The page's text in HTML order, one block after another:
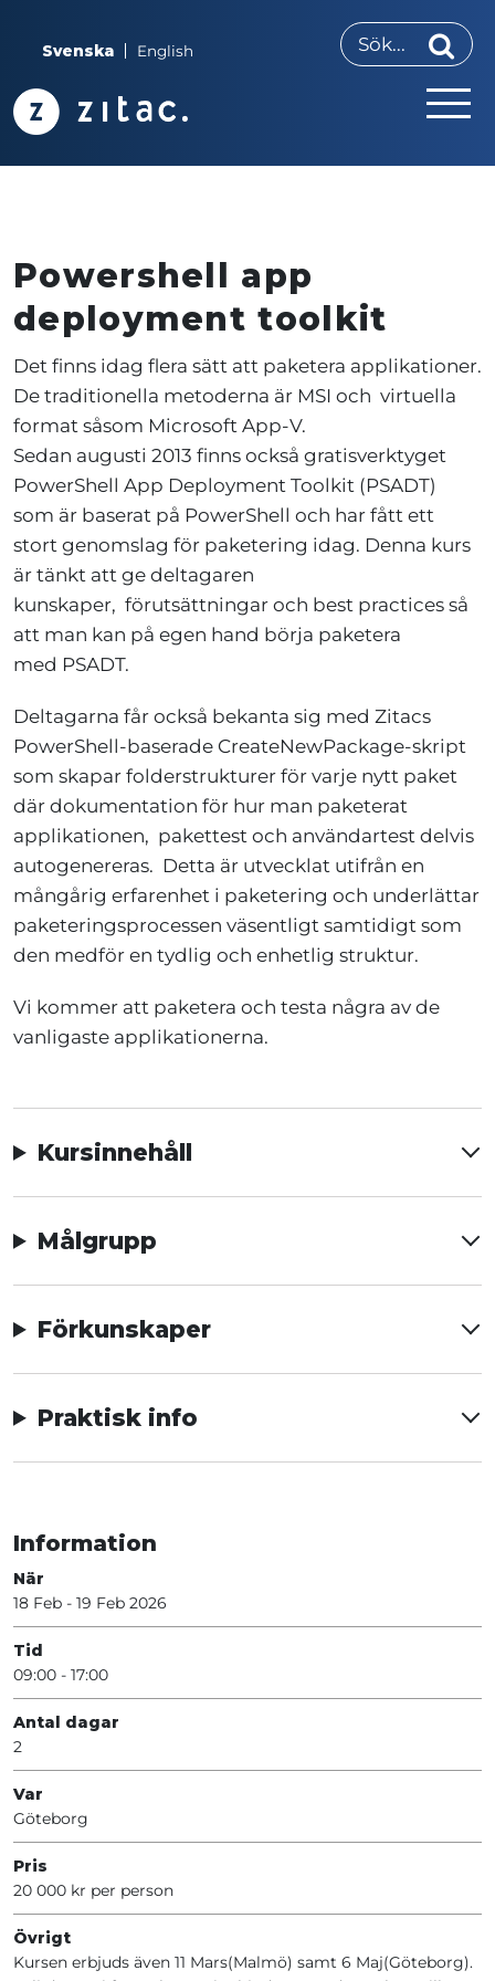
Svenska English
Powershell app
deployment toolkit
Det finns idag flera sätt att paketera applikationer.
De traditionella metoderna är MSI och virtuella
format såsom Microsoft App-V.
Sedan augusti 2013 finns också gratisverktyget
PowerShell App Deployment Toolkit (PSADT)
som är baserat på PowerShell och har fått ett
stort genomslag för paketering idag. Denna kurs
är tänkt att ge deltagaren
kunskaper, förutsättningar och best practices så
att man kan på egen hand börja paketera
med PSADT.
Deltagarna får också bekanta sig med Zitacs
PowerShell-baserade CreateNewPackage-skript
som skapar folderstrukturer för varje nytt paket
där dokumentation för hur man paketerat
applikationen, pakettest och användartest delvis
autogenereras. Detta är utvecklat utifrån en
mångårig erfarenhet i paketering och underlättar
paketeringsprocessen väsentligt samtidigt som
den medför en tydlig och enhetlig struktur.
Vi kommer att paketera och testa några av de
vanligaste applikationerna.
Kursinnehåll
Målgrupp
Förkunskaper
Praktisk info
Information
När
18 Feb - 19 Feb 2026
Tid
09:00 - 17:00
Antal dagar
2
Var
Göteborg
Pris
20 000 kr per person
Övrigt
Kursen erbjuds även 11 Mars(Malmö) samt 6 Maj(Göteborg).